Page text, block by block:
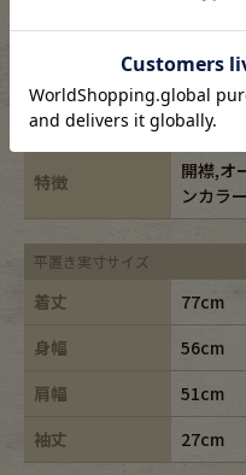
年代
-
オレン
ダメージ箇所
右肩に
特徴
開襟,オ
ンカラー
平置き実寸サイズ
着丈
77cm
身幅
56cm
肩幅
51cm
袖丈
27cm